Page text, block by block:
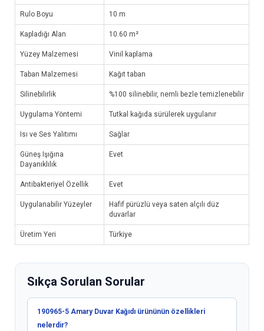
Rulo Boyu 10 m
Kapladığı Alan 10.60 m²
Yüzey Malzemesi Vinil kaplama
Taban Malzemesi Kağıt taban
Silinebilirlik %100 silinebilir, nemli bezle temizlenebilir
Uygulama Yöntemi Tutkal kağıda sürülerek uygulanır
Isı ve Ses Yalıtımı Sağlar
Güneş Işığına
Dayanıklılık
Evet
Antibakteriyel Özellik Evet
Uygulanabilir Yüzeyler
Hafif pürüzlü veya saten alçılı düz
duvarlar
Üretim Yeri Türkiye
Sıkça Sorulan Sorular
190965-5 Amary Duvar Kağıdı ürününün özellikleri
nelerdir?